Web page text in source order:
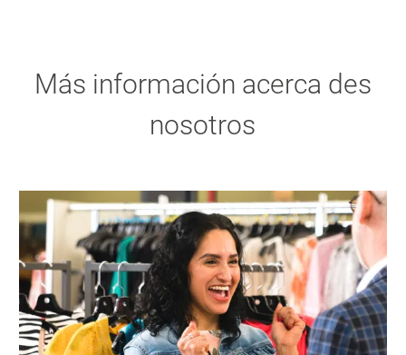
Más información acerca des
nosotros